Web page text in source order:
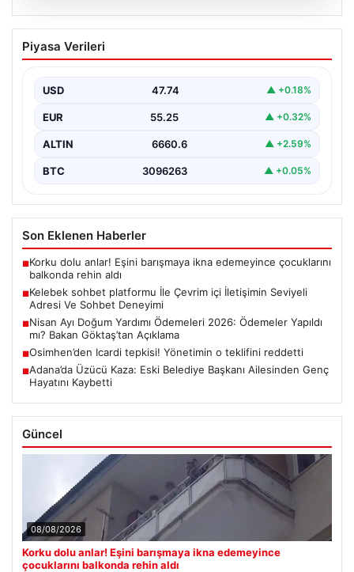
Kelebek sohbet platformu İle Çevrim içi
İletişimin Seviyeli Adresi Ve Sohbet
Sanal ortamında insanların seviyeli bir biçimde bağlantı
Halen…
Piyasa Verileri
USD 47.74 ▲ +0.18%
EUR 55.25 ▲ +0.32%
ALTIN 6660.6 ▲ +2.59%
BTC 3096263 ▲ +0.05%
Son Eklenen Haberler
■Korku dolu anlar! Eşini barışmaya ikna edemeyince çocuklarını
balkonda rehin aldı
■Kelebek sohbet platformu İle Çevrim içi İletişimin Seviyeli
Adresi Ve Sohbet Deneyimi
■Nisan Ayı Doğum Yardımı Ödemeleri 2026: Ödemeler Yapıldı
mı? Bakan Göktaş’tan Açıklama
■Osimhen’den Icardi tepkisi! Yönetimin o teklifini reddetti
■Adana’da Üzücü Kaza: Eski Belediye Başkanı Ailesinden Genç
Hayatını Kaybetti
Güncel
08/08/2026
Korku dolu anlar! Eşini barışmaya ikna edemeyince
çocuklarını balkonda rehin aldı